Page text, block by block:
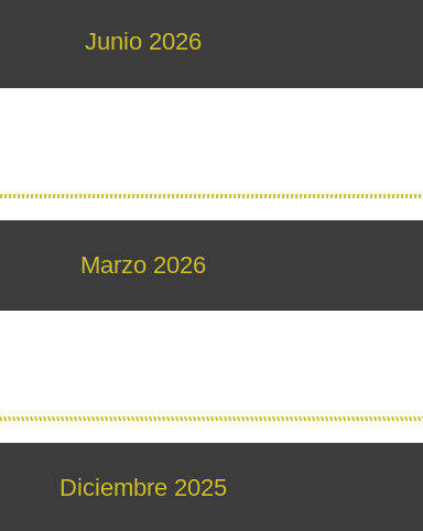
Junio 2026
Marzo 2026
Diciembre 2025